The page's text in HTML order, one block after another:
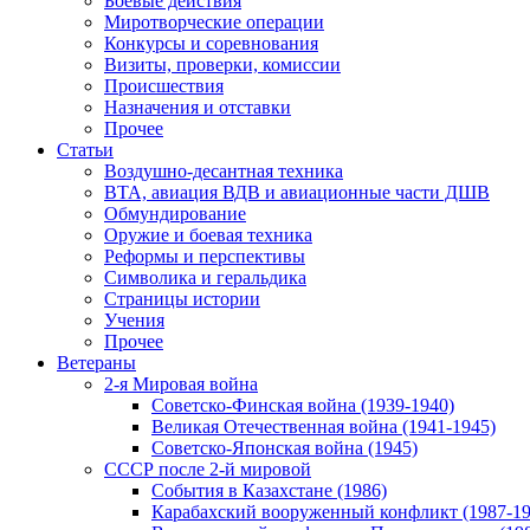
Миротворческие операции
Конкурсы и соревнования
Визиты, проверки, комиссии
Происшествия
Назначения и отставки
Прочее
Статьи
Воздушно-десантная техника
ВТА, авиация ВДВ и авиационные части ДШВ
Обмундирование
Оружие и боевая техника
Реформы и перспективы
Символика и геральдика
Страницы истории
Учения
Прочее
Ветераны
2-я Мировая война
Советско-Финская война (1939-1940)
Великая Отечественная война (1941-1945)
Советско-Японская война (1945)
СССР после 2-й мировой
События в Казахстане (1986)
Карабахский вооруженный конфликт (1987-